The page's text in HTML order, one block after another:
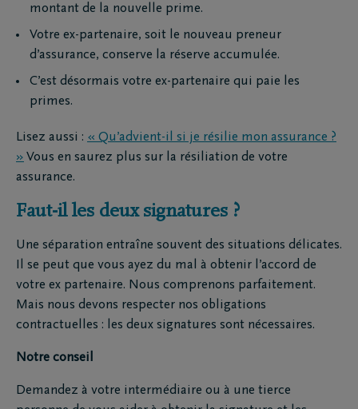
montant de la nouvelle prime.
Votre ex-partenaire, soit le nouveau preneur
d’assurance, conserve la réserve accumulée.
C’est désormais votre ex-partenaire qui paie les
primes.
Lisez aussi : « Qu’advient-il si je résilie mon assurance ?
» Vous en saurez plus sur la résiliation de votre
assurance.
Faut-il les deux signatures ?
Une séparation entraîne souvent des situations délicates.
Il se peut que vous ayez du mal à obtenir l’accord de
votre ex partenaire. Nous comprenons parfaitement.
Mais nous devons respecter nos obligations
contractuelles : les deux signatures sont nécessaires.
Notre conseil
Demandez à votre intermédiaire ou à une tierce